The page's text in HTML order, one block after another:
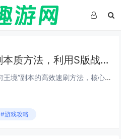
星际战甲双衍王境速刷本质方法，利用S版战甲单刷无尽回响循环效率提升300%
本文介绍了《星际战甲》中“双衍王境”副本的高效速刷方法，核心在于使用S系（Sentient）战甲进行单人无尽回响循环，该策略通过精准利用S系战甲的高生存能力、群体控制与快速清怪机制（如Nidus的寄生、Hydroid的潮汐涌流或Wukong...
#游戏攻略